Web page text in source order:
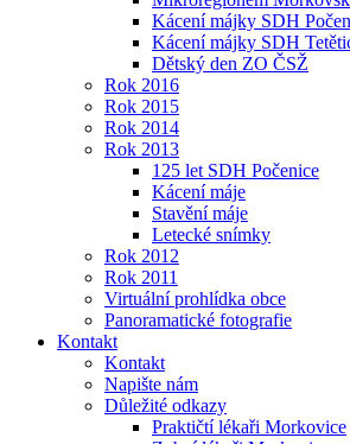
Kácení májky SDH
Kácení májky SDH
Dětský den ZO ČSŽ
Rok 2016
Rok 2015
Rok 2014
Rok 2013
125 let SDH Počenice
Kácení máje
Stavění máje
Letecké snímky
Rok 2012
Rok 2011
Virtuální prohlídka obce
Panoramatické fotografie
Kontakt
Kontakt
Napište nám
Důležité odkazy
Praktičtí lékaři Morkovice